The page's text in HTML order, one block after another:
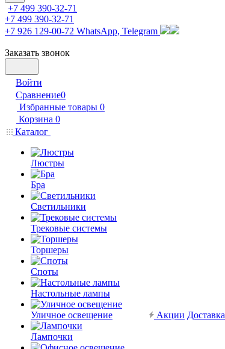
+7 499 390-32-71
+7 499 390-32-71
+7 926 129-00-72 WhatsApp, Telegram
Заказать звонок
Войти
Сравнение0
Избранные товары 0
Корзина 0
Каталог
Люстры
Бра
Светильники
Трековые системы
Торшеры
Споты
Настольные лампы
Уличное освещение
Лампочки
Акции Доставка